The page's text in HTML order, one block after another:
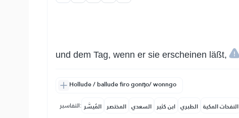
und dem Tag, wenn er sie erscheinen läßt,
Hollude / ballude firo gonŋo/ wonngo
التفاسير: المُيسَّر المختصر السعدي ابن كثير الطبري النفحات المكية